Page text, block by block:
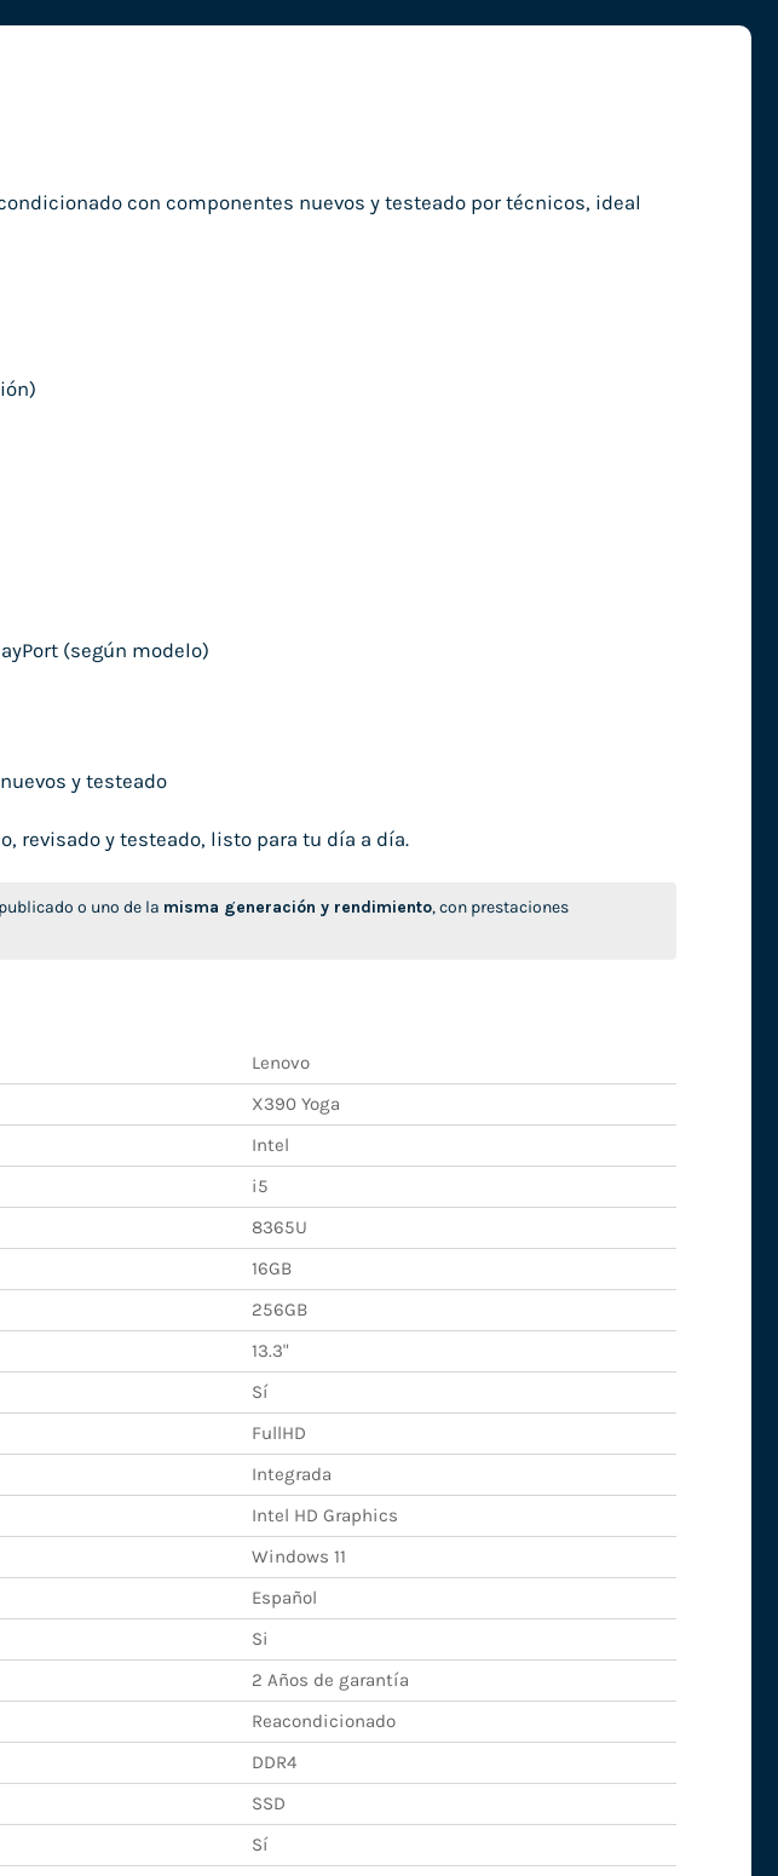
con componentes nuevos y testeado por técnicos, ideal
(según modelo)
y testeado
revisado y testeado, listo para tu día a día.
o uno de la misma generación y rendimiento, con prestaciones
Lenovo
X390 Yoga
Intel
i5
8365U
16GB
256GB
13.3"
Sí
FullHD
Integrada
Intel HD Graphics
Windows 11
Español
Si
2 Años de garantía
Reacondicionado
DDR4
SSD
Sí